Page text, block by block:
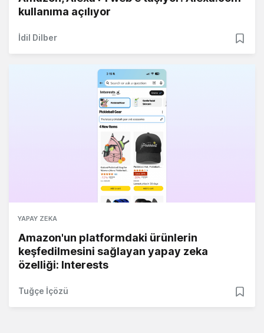
kullanıma açılıyor
İdil Dilber
YAPAY ZEKA
Amazon'un platformdaki ürünlerin
keşfedilmesini sağlayan yapay zeka
özelliği: Interests
Tuğçe İçözü